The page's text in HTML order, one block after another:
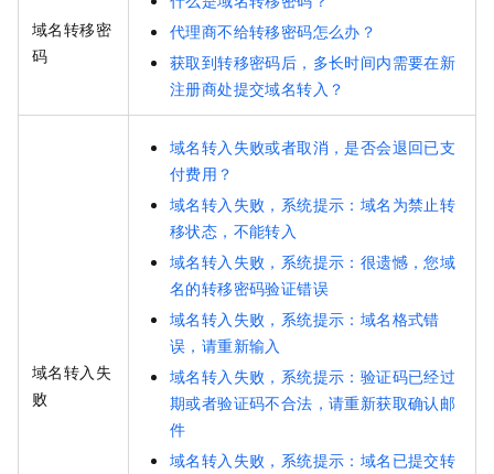
域名转移密
码
代理商不给转移密码怎么办？
获取到转移密码后，多长时间内需要在新
注册商处提交域名转入？
域名转入失
败
域名转入失败或者取消，是否会退回已支
付费用？
域名转入失败，系统提示：域名为禁止转
移状态，不能转入
域名转入失败，系统提示：很遗憾，您域
名的转移密码验证错误
域名转入失败，系统提示：域名格式错
误，请重新输入
域名转入失败，系统提示：验证码已经过
期或者验证码不合法，请重新获取确认邮
件
域名转入失败，系统提示：域名已提交转